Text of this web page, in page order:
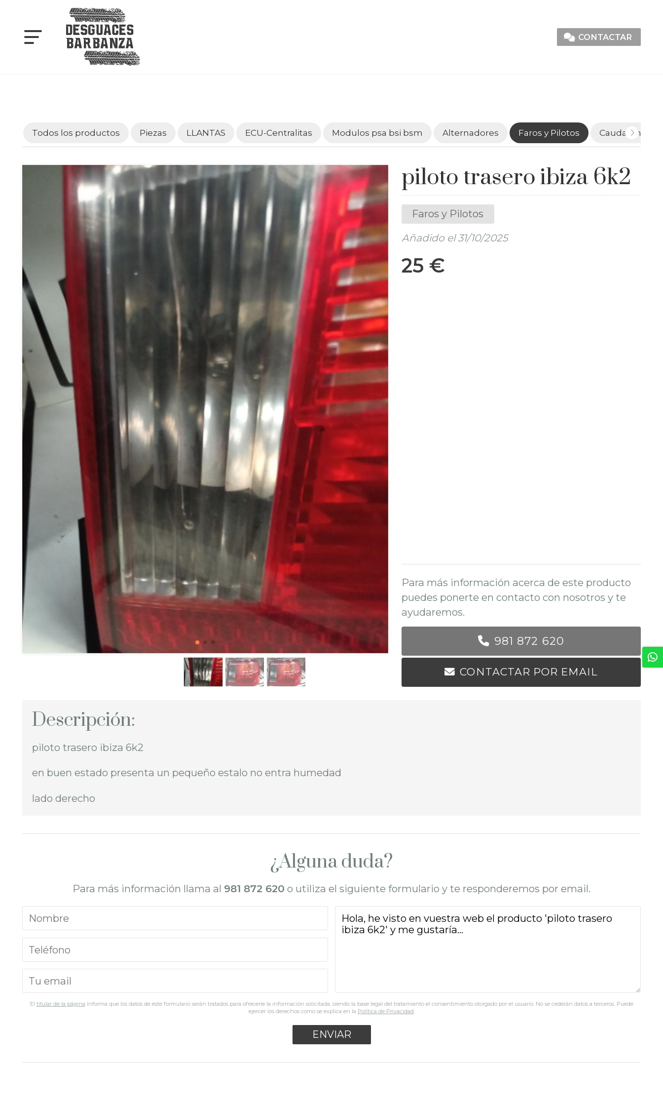
CONTACTAR
Todos los productos Piezas LLANTAS ECU-Centralitas Modulos psa bsi bsm Alternadores Faros y Pilotos Caudalímetros
piloto trasero ibiza 6k2
Faros y Pilotos
Añadido el 31/10/2025
25 €
Para más información acerca de este producto
puedes ponerte en contacto con nosotros y te
ayudaremos.
981 872 620
CONTACTAR POR EMAIL
Descripción:
piloto trasero ibiza 6k2
en buen estado presenta un pequeño estalo no entra humedad
lado derecho
¿Alguna duda?
Para más información llama al 981 872 620 o utiliza el siguiente formulario y te responderemos por email.
El titular de la página informa que los datos de este formulario serán tratados para ofrecerle la información solicitada, siendo la base legal del tratamiento el consentimiento otorgado por el usuario. No se cederán datos a terceros. Puede
ejercer los derechos como se explica en la Política de Privacidad